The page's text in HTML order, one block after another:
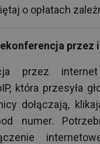
o opłatach
przez
przez
która przesyła
dołączają,
numer.